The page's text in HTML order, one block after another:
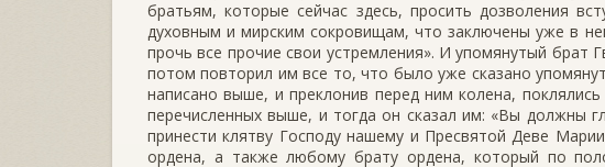
братьям, которые сейчас здесь, просить дозволения
духовным и мирским сокровищам, что заключены уже в
прочь все прочие свои устремления». И упомянутый брат
потом повторил им все то, что было уже сказано
написано выше, и преклонив перед ним колена,
перечисленных выше, и тогда он сказал им: «Вы должны
принести клятву Господу нашему и Пресвятой Деве
ордена, а также любому брату ордена, который по